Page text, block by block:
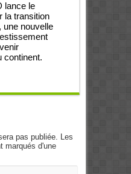
lance le
la transition
une nouvelle
continent.
pas publiée. Les
marqués d'une